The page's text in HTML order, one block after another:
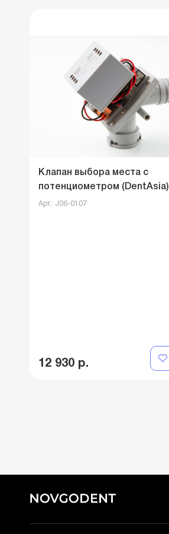
Клапан выбора места с
потенциометром (DentAsia)
Арт.: J06-0107
12 930 р.